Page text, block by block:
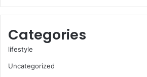
Categories
lifestyle
Uncategorized